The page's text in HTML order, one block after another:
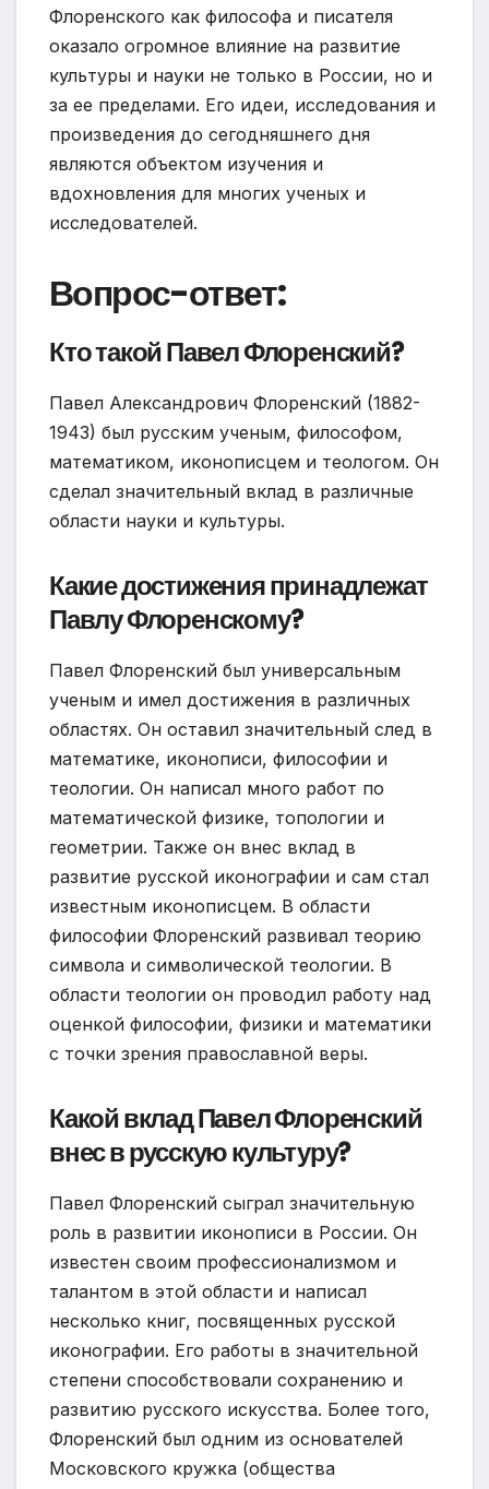
Флоренского как философа и писателя
оказало огромное влияние на развитие
культуры и науки не только в России, но и
за ее пределами. Его идеи, исследования и
произведения до сегодняшнего дня
являются объектом изучения и
вдохновления для многих ученых и
исследователей.
Вопрос-ответ:
Кто такой Павел Флоренский?
Павел Александрович Флоренский (1882-
1943) был русским ученым, философом,
математиком, иконописцем и теологом. Он
сделал значительный вклад в различные
области науки и культуры.
Какие достижения принадлежат
Павлу Флоренскому?
Павел Флоренский был универсальным
ученым и имел достижения в различных
областях. Он оставил значительный след в
математике, иконописи, философии и
теологии. Он написал много работ по
математической физике, топологии и
геометрии. Также он внес вклад в
развитие русской иконографии и сам стал
известным иконописцем. В области
философии Флоренский развивал теорию
символа и символической теологии. В
области теологии он проводил работу над
оценкой философии, физики и математики
с точки зрения православной веры.
Какой вклад Павел Флоренский
внес в русскую культуру?
Павел Флоренский сыграл значительную
роль в развитии иконописи в России. Он
известен своим профессионализмом и
талантом в этой области и написал
несколько книг, посвященных русской
иконографии. Его работы в значительной
степени способствовали сохранению и
развитию русского искусства. Более того,
Флоренский был одним из основателей
Московского кружка (общества